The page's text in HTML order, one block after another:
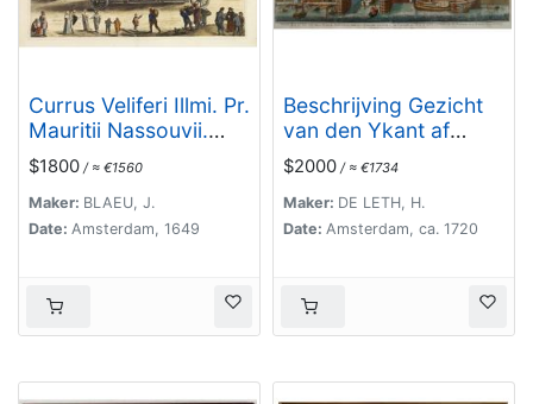
Currus Veliferi Illmi. Pr.
Mauritii Nassouvii.
(Prince Maurits'
sailing-carriage,
designed by Simon
Stevin. )
$1800 / ≈ €1560
Maker: BLAEU, J.
Date: Amsterdam, 1649
Beschrijving Gezicht
van den Ykant af
bezyden den
Schreiers hoex Toren
langs de Keulsche en
Geldersche Kaei naer
$2000 / ≈ €1734
Maker: DE LETH, H.
Date: Amsterdam, ca. 1720